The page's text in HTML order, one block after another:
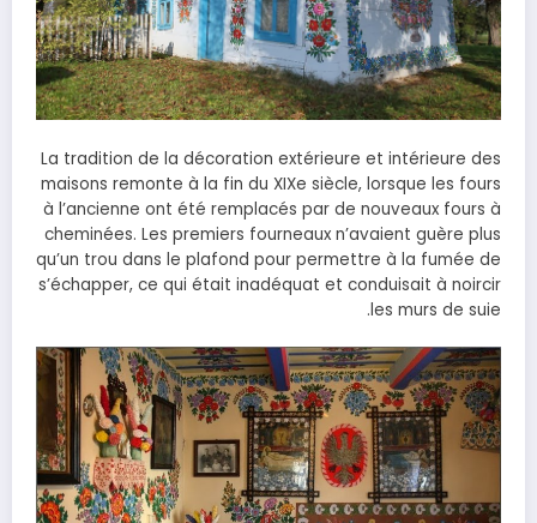
La tradition de la décoration extérieure et intérieure des
maisons remonte à la fin du XIXe siècle, lorsque les fours
à l’ancienne ont été remplacés par de nouveaux fours à
cheminées. Les premiers fourneaux n’avaient guère plus
qu’un trou dans le plafond pour permettre à la fumée de
s’échapper, ce qui était inadéquat et conduisait à noircir
les murs de suie.